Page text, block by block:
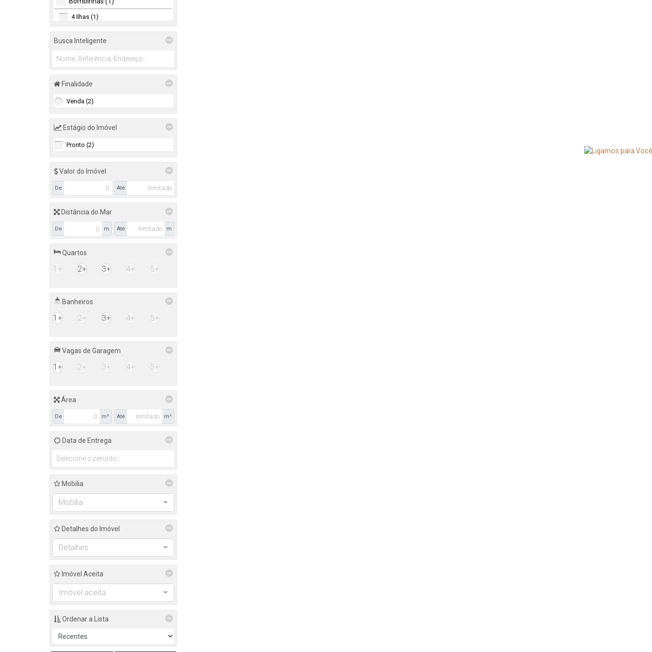
Terreno (2)
Terreno em Condomínio Fechado
(2)
(1)
Industrial (1)
Terrenos/Lote (1)
4 Ilhas (1)
Florianópolis (1)
Busca Inteligente
Finalidade
Venda (2)
Estágio do Imóvel
Pronto (2)
Valor do Imóvel
De Até
Distância do Mar
De m Até m
Quartos
1+ 2+ 3+ 4+ 5+
Banheiros
1+ 2+ 3+ 4+ 5+
Vagas de Garagem
1+ 2+ 3+ 4+ 5+
Área
De m² Até m²
Data de Entrega
Mobilia
Mobília
Detalhes do Imóvel
Detalhes
Imóvel Aceita
Imóvel aceita
Ordenar a Lista